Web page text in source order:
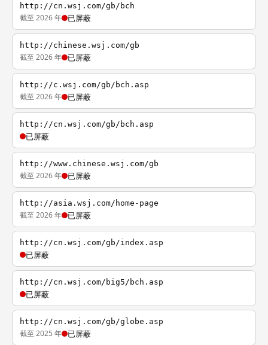
http://cn.wsj.com/gb/bch
截至 2026 年 已屏蔽
http://chinese.wsj.com/gb
截至 2026 年 已屏蔽
http://c.wsj.com/gb/bch.asp
截至 2026 年 已屏蔽
http://cn.wsj.com/gb/bch.asp
已屏蔽
http://www.chinese.wsj.com/gb
截至 2026 年 已屏蔽
http://asia.wsj.com/home-page
截至 2026 年 已屏蔽
http://cn.wsj.com/gb/index.asp
已屏蔽
http://cn.wsj.com/big5/bch.asp
已屏蔽
http://cn.wsj.com/gb/globe.asp
截至 2025 年 已屏蔽